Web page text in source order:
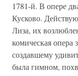
1781-й. В опере
Кусково.
Лиза, их
комическая опера
создавшему
была гимном,